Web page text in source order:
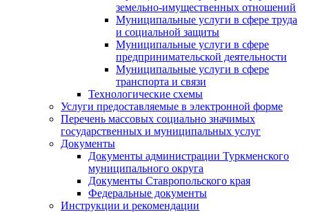
земельно-имущественных отношений
Муниципальные услуги в сфере труда
и социальной защиты
Муниципальные услуги в сфере
предпринимательской деятельности
Муниципальные услуги в сфере
транспорта и связи
Технологические схемы
Услуги предоставляемые в электронной форме
Перечень массовых социально значимых
государственных и муниципальных услуг
Документы
Документы администрации Туркменского
муниципального округа
Документы Ставропольского края
Федеральные документы
Инструкции и рекомендации